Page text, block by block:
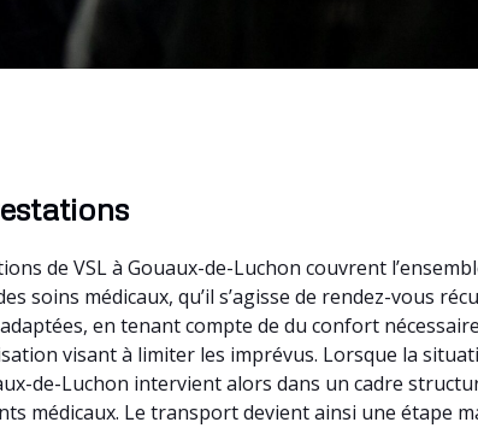
de VSL à Gouaux-de-Luchon couvrent
soins médicaux, qu’il s’agisse de rendez-vous
en tenant compte de du confort
visant à limiter les imprévus. Lorsque la
de-Luchon intervient alors dans un cadre
médicaux. Le transport devient ainsi une étape